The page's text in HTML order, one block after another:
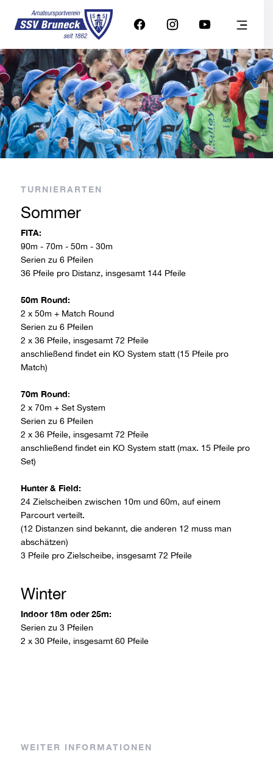
TURNIERARTEN
Sommer
FITA:
90m - 70m - 50m - 30m
Serien zu 6 Pfeilen
36 Pfeile pro Distanz, insgesamt 144 Pfeile
50m Round:
2 x 50m + Match Round
Serien zu 6 Pfeilen
2 x 36 Pfeile, insgesamt 72 Pfeile
anschließend findet ein KO System statt (15 Pfeile pro
Match)
70m Round:
2 x 70m + Set System
Serien zu 6 Pfeilen
2 x 36 Pfeile, insgesamt 72 Pfeile
anschließend findet ein KO System statt (max. 15 Pfeile pro
Set)
Hunter & Field:
24 Zielscheiben zwischen 10m und 60m, auf einem
Parcourt verteilt.
(12 Distanzen sind bekannt, die anderen 12 muss man
abschätzen)
3 Pfeile pro Zielscheibe, insgesamt 72 Pfeile
Winter
Indoor 18m oder 25m:
Serien zu 3 Pfeilen
2 x 30 Pfeile, insgesamt 60 Pfeile
WEITER INFORMATIONEN